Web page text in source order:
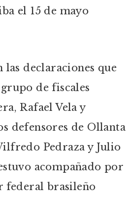
el 15 de mayo
las declaraciones que
de fiscales
Rafael Vela y
defensores de Ollanta
Pedraza y Julio
acompañado por
federal brasileño